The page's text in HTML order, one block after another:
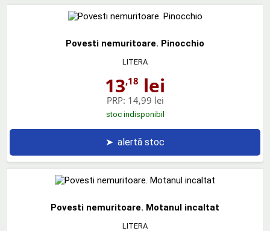
Povesti nemuritoare. Pinocchio
LITERA
13,18 lei
PRP: 14,99 lei
stoc indisponibil
➤ alertă stoc
Povesti nemuritoare. Motanul incaltat
LITERA